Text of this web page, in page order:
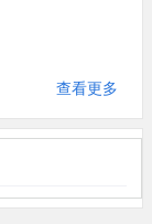
灵王之子，故以
炼者服食之即能
对矛盾，从而引
，作为追慕的对
得道升天、腾云
。诗人的怀疑，
而遭朝廷迫害的
的精神。他创造
歌创作产生积极影
查看更多